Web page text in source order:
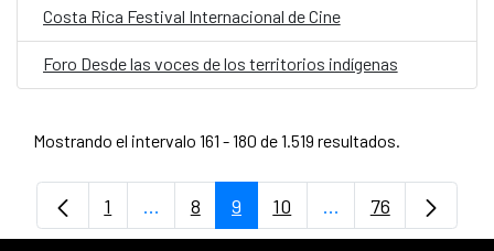
Costa Rica Festival Internacional de Cine
Foro Desde las voces de los territorios indígenas
Mostrando el intervalo 161 - 180 de 1.519 resultados.
Página
1 ...Páginas intermedias Use TAB para
Página
8 Página
9 Página
10 ...PáginasPágina
76